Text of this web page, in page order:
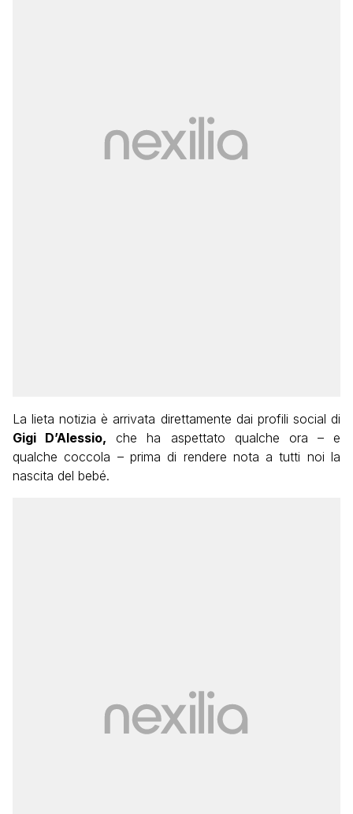
La lieta notizia è arrivata direttamente dai profili social di
Gigi D’Alessio, che ha aspettato qualche ora – e
qualche coccola – prima di rendere nota a tutti noi la
nascita del bebé.